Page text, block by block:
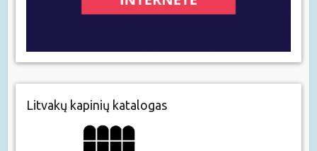
Litvakų kapinių katalogas